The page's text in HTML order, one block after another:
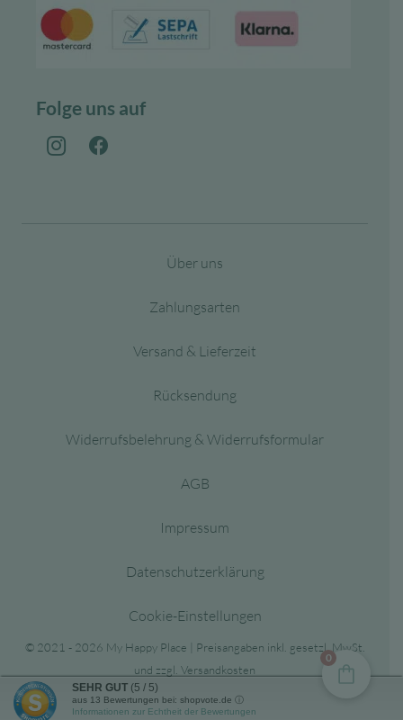
Folge uns auf
Über uns
Zahlungsarten
Versand & Lieferzeit
Rücksendung
Widerrufsbelehrung & Widerrufsformular
AGB
Impressum
Datenschutzerklärung
Cookie-Einstellungen
© 2021 - 2026 My Happy Place | Preisangaben inkl. gesetzl. MwSt.
und zzgl. Versandkosten
0
SEHR GUT (5 / 5)
aus 13 Bewertungen bei: shopvote.de ⓘ
Informationen zur Echtheit der Bewertungen